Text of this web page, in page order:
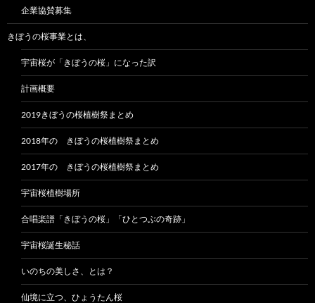
企業協賛募集
きぼうの桜事業とは、
宇宙桜が「きぼうの桜」になった訳
計画概要
2019きぼうの桜植樹祭まとめ
2018年の きぼうの桜植樹祭まとめ
2017年の きぼうの桜植樹祭まとめ
宇宙桜植樹場所
合唱楽譜「きぼうの桜」「ひとつぶの奇跡」
宇宙桜誕生秘話
いのちの美しさ、とは？
仙境に立つ、ひょうたん桜